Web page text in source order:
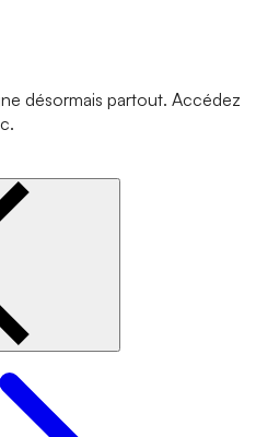
désormais partout. Accédez